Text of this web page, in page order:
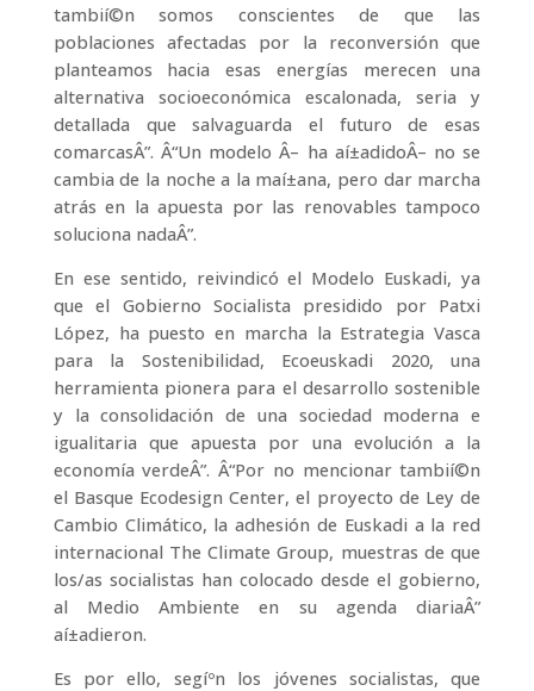
tambií©n somos conscientes de que las
poblaciones afectadas por la reconversión que
planteamos hacia esas energí­as merecen una
alternativa socioeconómica escalonada, seria y
detallada que salvaguarda el futuro de esas
comarcasÂ”. Â“Un modelo Â– ha aí±adidoÂ– no se
cambia de la noche a la maí±ana, pero dar marcha
atrás en la apuesta por las renovables tampoco
soluciona nadaÂ”.
En ese sentido, reivindicó el Modelo Euskadi, ya
que el Gobierno Socialista presidido por Patxi
López, ha puesto en marcha la Estrategia Vasca
para la Sostenibilidad, Ecoeuskadi 2020, una
herramienta pionera para el desarrollo sostenible
y la consolidación de una sociedad moderna e
igualitaria que apuesta por una evolución a la
economí­a verdeÂ”. Â“Por no mencionar tambií©n
el Basque Ecodesign Center, el proyecto de Ley de
Cambio Climático, la adhesión de Euskadi a la red
internacional The Climate Group, muestras de que
los/as socialistas han colocado desde el gobierno,
al Medio Ambiente en su agenda diariaÂ”
aí±adieron.
Es por ello, segíºn los jóvenes socialistas, que